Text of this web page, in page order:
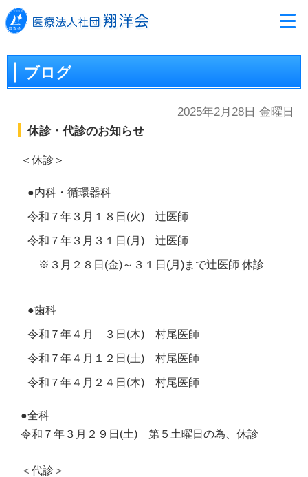
ブログ
2025年2月28日 金曜日
休診・代診のお知らせ
＜休診＞
●内科・循環器科
令和７年３月１８日(火) 辻医師
令和７年３月３１日(月) 辻医師
※３月２８日(金)～３１日(月)まで辻医師 休診
●歯科
令和７年４月 ３日(木) 村尾医師
令和７年４月１２日(土) 村尾医師
令和７年４月２４日(木) 村尾医師
●全科
令和７年３月２９日(土) 第５土曜日の為、休診
＜代診＞